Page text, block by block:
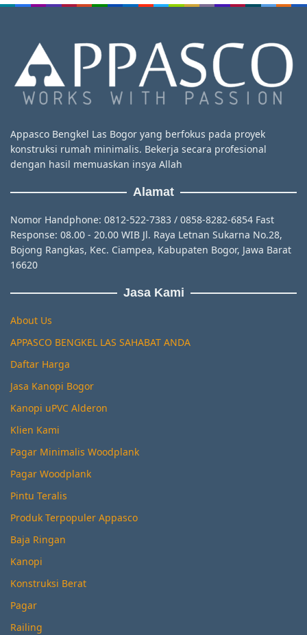
Appasco Bengkel Las Bogor yang berfokus pada proyek
konstruksi rumah minimalis. Bekerja secara profesional
dengan hasil memuaskan insya Allah
Alamat
Nomor Handphone: 0812-522-7383 / 0858-8282-6854 Fast
Response: 08.00 - 20.00 WIB Jl. Raya Letnan Sukarna No.28,
Bojong Rangkas, Kec. Ciampea, Kabupaten Bogor, Jawa Barat
16620
Jasa Kami
About Us
APPASCO BENGKEL LAS SAHABAT ANDA
Daftar Harga
Jasa Kanopi Bogor
Kanopi uPVC Alderon
Klien Kami
Pagar Minimalis Woodplank
Pagar Woodplank
Pintu Teralis
Produk Terpopuler Appasco
Baja Ringan
Kanopi
Konstruksi Berat
Pagar
Railing